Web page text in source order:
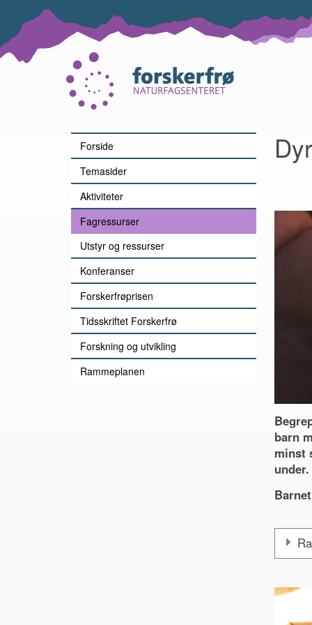
forsiden
Forside
Temasider
Aktiviteter
Fagressurser
Utstyr og ressurser
Konferanser
Forskerfrøprisen
Tidsskriftet Forskerfrø
Forskning og utvikling
Rammeplanen
Dyr
barn
minst